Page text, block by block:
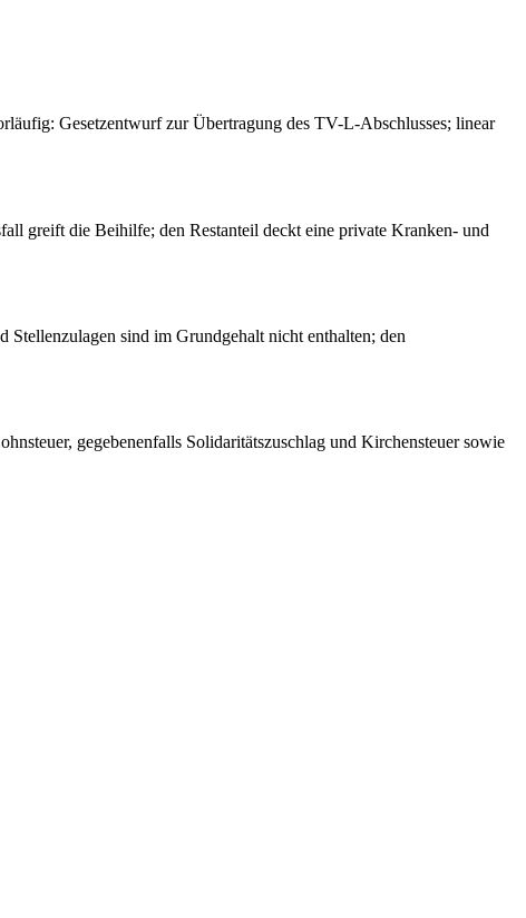
Gesetzentwurf zur Übertragung des TV-L-Abschlusses; linear
greift die Beihilfe; den Restanteil deckt eine private Kranken- und
sind im Grundgehalt nicht enthalten; den
gegebenenfalls Solidaritätszuschlag und Kirchensteuer sowie